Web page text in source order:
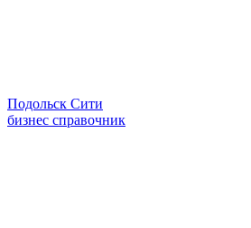
Подольск Сити
бизнес справочник